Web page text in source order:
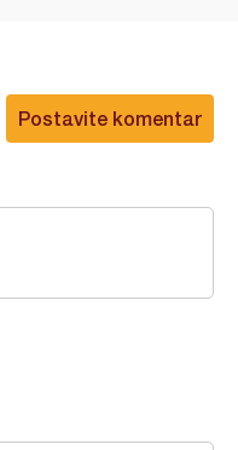
Postavite komentar